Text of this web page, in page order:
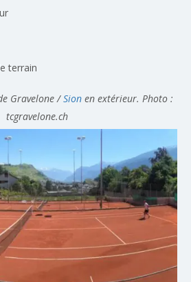
terrain
Gravelone /Sionen extérieur. Photo :
tcgravelone.ch